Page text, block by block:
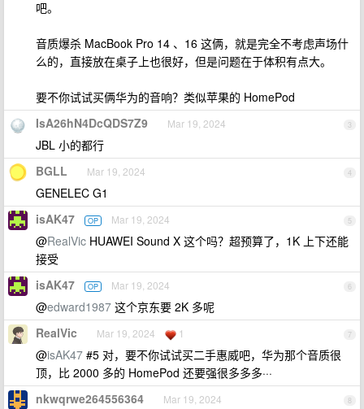
吧。
音质爆杀 MacBook Pro 14 、16 这俩，就是完全不考虑声场什
么的，直接放在桌子上也很好，但是问题在于体积有点大。
要不你试试买俩华为的音响？类似苹果的 HomePod
3
IsA26hN4DcQDS7Z9 Mar 19, 2024
JBL 小的都行
4
BGLL Mar 19, 2024
GENELEC G1
5
isAK47 OP Mar 19, 2024
@RealVic HUAWEI Sound X 这个吗？超预算了，1K 上下还能
接受
6
isAK47 OP Mar 19, 2024
@edward1987 这个京东要 2K 多呢
7
RealVic Mar 19, 2024 1
@isAK47 #5 对，要不你试试买二手惠威吧，华为那个音质很
顶，比 2000 多的 HomePod 还要强很多多多···
8
nkwqrwe264556364 Mar 19, 2024